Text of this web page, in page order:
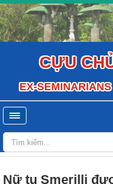
CỰU
EX-
Nữ tu Smerilli